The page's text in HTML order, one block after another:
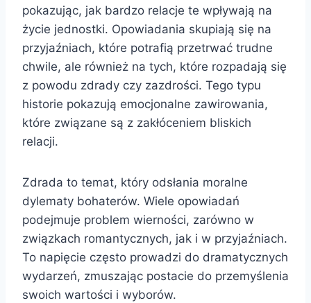
pokazując, jak bardzo relacje te wpływają na
życie jednostki. Opowiadania skupiają się na
przyjaźniach, które potrafią przetrwać trudne
chwile, ale również na tych, które rozpadają się
z powodu zdrady czy zazdrości. Tego typu
historie pokazują emocjonalne zawirowania,
które związane są z zakłóceniem bliskich
relacji.
Zdrada to temat, który odsłania moralne
dylematy bohaterów. Wiele opowiadań
podejmuje problem wierności, zarówno w
związkach romantycznych, jak i w przyjaźniach.
To napięcie często prowadzi do dramatycznych
wydarzeń, zmuszając postacie do przemyślenia
swoich wartości i wyborów.